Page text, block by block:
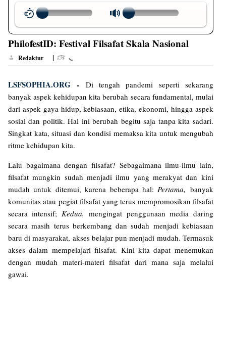
PhilofestID: Festival Filsafat Skala Nasional
Redaktur |
LSFSOPHIA.ORG - Di tengah pandemi seperti sekarang
banyak aspek kehidupan kita berubah secara fundamental, mulai
dari aspek gaya hidup, kebiasaan, etika, ekonomi, hingga aspek
sosial dan politik. Hal ini berubah begitu saja tanpa kita sadari.
Singkat kata, situasi dan kondisi memaksa kita untuk mengubah
ritme kehidupan kita.
Lalu bagaimana dengan filsafat? Sebagaimana ilmu-ilmu lain,
filsafat mungkin sudah menjadi ilmu yang merakyat dan kini
mudah untuk ditemui, karena beberapa hal:Pertama, banyak
komunitas atau pegiat filsafat yang terus mempromosikan filsafat
secara intensif; Kedua, mengingat penggunaan media daring
secara masih terus berkembang dan sudah menjadi kebiasaan
baru di masyarakat, akses belajar pun menjadi mudah. Termasuk
akses dalam mempelajari filsafat. Kini kita dapat menemukan
dengan mudah materi-materi filsafat dari mana saja melalui
gawai.